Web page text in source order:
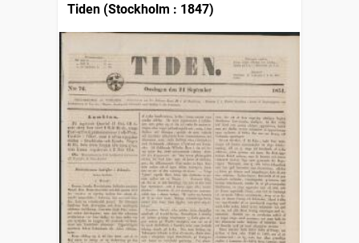
Tiden (Stockholm : 1847)